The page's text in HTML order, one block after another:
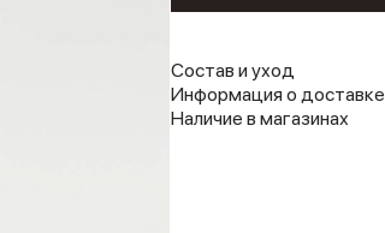
Состав и уход
Информация о доставке
Наличие в магазинах